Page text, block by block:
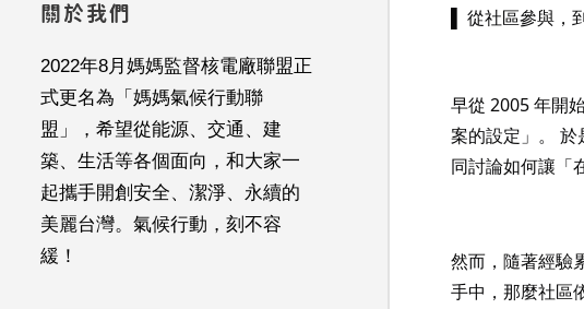
▌ 從社區參與，
早從 2005 年開
案的設定」。
同討論如何讓「
然而，隨著經驗
手中，那麼社區
關於我們
2022年8月媽媽監督核電廠聯盟正
式更名為「媽媽氣候行動聯
盟」，希望從能源、交通、建
築、生活等各個面向，和大家一
起攜手開創安全、潔淨、永續的
美麗台灣。氣候行動，刻不容
緩！